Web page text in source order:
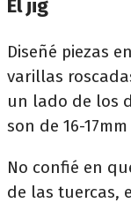
El jig
Diseñé piezas
varillas
un lado de los
son de 16-
No confié en
de las tuercas,